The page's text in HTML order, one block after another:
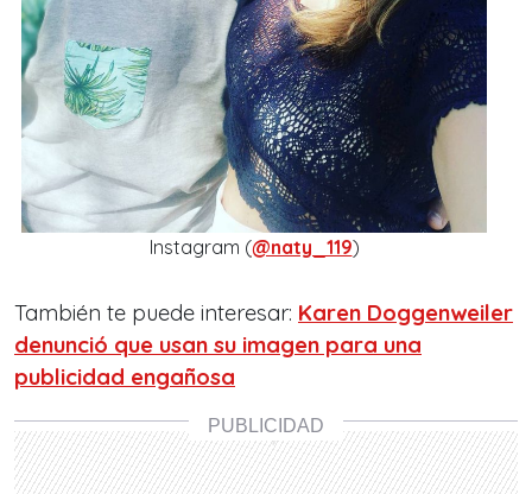
Instagram (@naty_119)
También te puede interesar: Karen Doggenweiler
denunció que usan su imagen para una
publicidad engañosa